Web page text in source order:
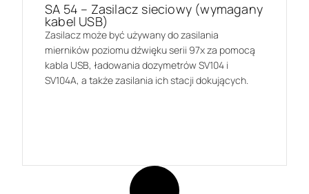
SA 54 – Zasilacz sieciowy (wymagany
kabel USB)
Zasilacz może być używany do zasilania
mierników poziomu dźwięku serii 97x za pomocą
kabla USB, ładowania dozymetrów SV104 i
SV104A, a także zasilania ich stacji dokujących.